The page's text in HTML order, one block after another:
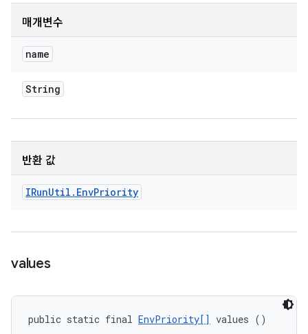
매개변수
name
String
반환 값
IRunUtil . EnvPriority
values
public static final EnvPriority[] values ()